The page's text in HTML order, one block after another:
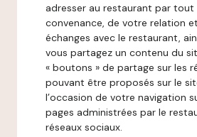
adresser au restaurant par tout
convenance, de votre relation
échanges avec le restaurant,
vous partagez un contenu du
« boutons » de partage sur les
pouvant être proposés sur le
l’occasion de votre navigation
pages administrées par le
réseaux sociaux.